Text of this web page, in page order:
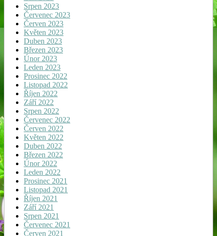
Srpen 2023
Červenec 2023
Červen 2023
Květen 2023
Duben 2023
Březen 2023
Únor 2023
Leden 2023
Prosinec 2022
Listopad 2022
Říjen 2022
Září 2022
Srpen 2022
Červenec 2022
Červen 2022
Květen 2022
Duben 2022
Březen 2022
Únor 2022
Leden 2022
Prosinec 2021
Listopad 2021
Říjen 2021
Září 2021
Srpen 2021
Červenec 2021
Červen 2021